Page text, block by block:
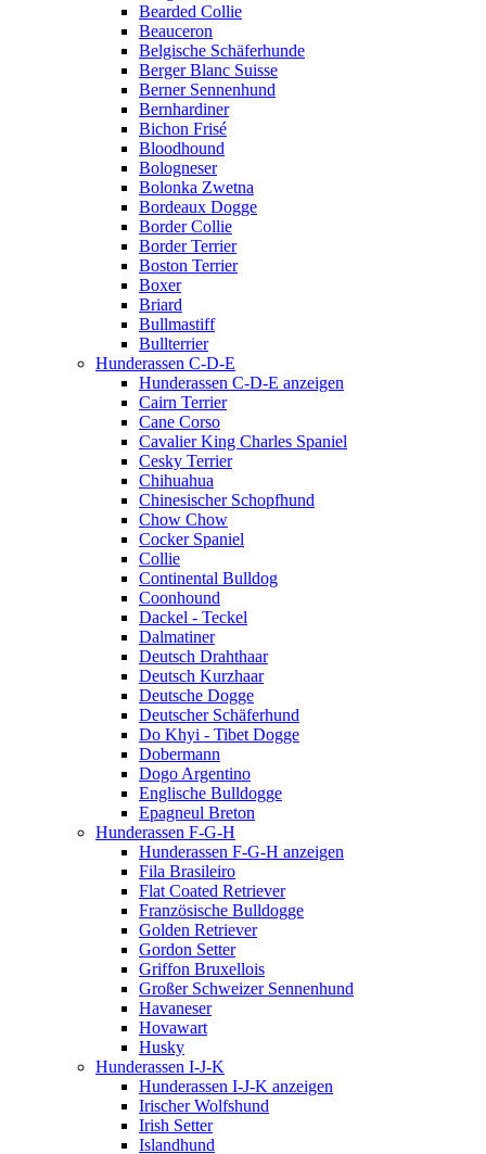
Bearded Collie
Beauceron
Belgische Schäferhunde
Berger Blanc Suisse
Berner Sennenhund
Bernhardiner
Bichon Frisé
Bloodhound
Bologneser
Bolonka Zwetna
Bordeaux Dogge
Border Collie
Border Terrier
Boston Terrier
Boxer
Briard
Bullmastiff
Bullterrier
Hunderassen C-D-E
Hunderassen C-D-E anzeigen
Cairn Terrier
Cane Corso
Cavalier King Charles Spaniel
Cesky Terrier
Chihuahua
Chinesischer Schopfhund
Chow Chow
Cocker Spaniel
Collie
Continental Bulldog
Coonhound
Dackel - Teckel
Dalmatiner
Deutsch Drahthaar
Deutsch Kurzhaar
Deutsche Dogge
Deutscher Schäferhund
Do Khyi - Tibet Dogge
Dobermann
Dogo Argentino
Englische Bulldogge
Epagneul Breton
Hunderassen F-G-H
Hunderassen F-G-H anzeigen
Fila Brasileiro
Flat Coated Retriever
Französische Bulldogge
Golden Retriever
Gordon Setter
Griffon Bruxellois
Großer Schweizer Sennenhund
Havaneser
Hovawart
Husky
Hunderassen I-J-K
Hunderassen I-J-K anzeigen
Irischer Wolfshund
Irish Setter
Islandhund